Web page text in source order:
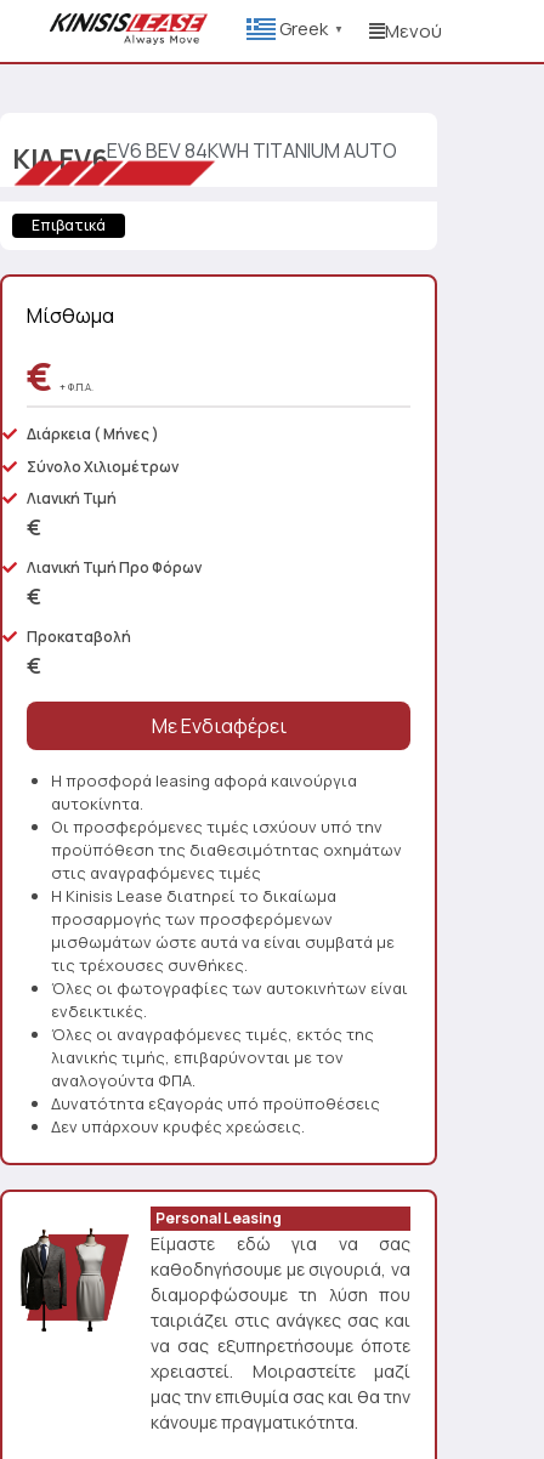
Greek ▼ Μενού
KIAEV6EV6 BEV 84KWH TITANIUM AUTO
Επιβατικά
Μίσθωμα
€ + Φ.Π.Α.
Διάρκεια ( Μήνες )
Σύνολο Χιλιομέτρων
Λιανική Τιμή
€
Λιανική Τιμή Προ Φόρων
€
Προκαταβολή
€
Η προσφορά leasing αφορά καινούργια
αυτοκίνητα.
Οι προσφερόμενες τιμές ισχύουν υπό την
προϋπόθεση της διαθεσιμότητας οχημάτων
στις αναγραφόμενες τιμές
Η Kinisis Lease διατηρεί το δικαίωμα
προσαρμογής των προσφερόμενων
μισθωμάτων ώστε αυτά να είναι συμβατά με
τις τρέχουσες συνθήκες.
Όλες οι φωτογραφίες των αυτοκινήτων είναι
ενδεικτικές.
Όλες οι αναγραφόμενες τιμές, εκτός της
λιανικής τιμής, επιβαρύνονται με τον
αναλογούντα ΦΠΑ.
Δυνατότητα εξαγοράς υπό προϋποθέσεις
Δεν υπάρχουν κρυφές χρεώσεις.
Personal Leasing
Είμαστε εδώ για να σας
καθοδηγήσουμε με σιγουριά, να
διαμορφώσουμε τη λύση που
ταιριάζει στις ανάγκες σας και
να σας εξυπηρετήσουμε όποτε
χρειαστεί. Μοιραστείτε μαζί
μας την επιθυμία σας και θα την
κάνουμε πραγματικότητα.